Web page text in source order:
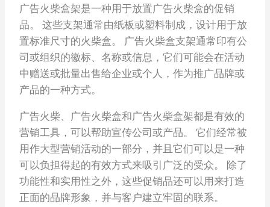
广告火柴盒架是一种用于放置广告火柴盒的促销
品。 这些支架通常由纸板或塑料制成，设计用于放
置标准尺寸的火柴盒。 广告火柴盒支架通常印有公
司或组织的徽标、名称或信息，它们可能会在活动
中赠送或批量出售给企业或个人，作为推广品牌或
产品的一种方式。
广告火柴、广告火柴盒和广告火柴盒架都是有效的
营销工具，可以帮助宣传公司或产品。 它们经常被
用作大型营销活动的一部分，并且它们可以是一种
可以负担得起的有效方式来吸引广泛的受众。 除了
功能性和实用性之外，这些促销品还可以用来打造
正面的品牌形象，并与客户建立牢固的联系。